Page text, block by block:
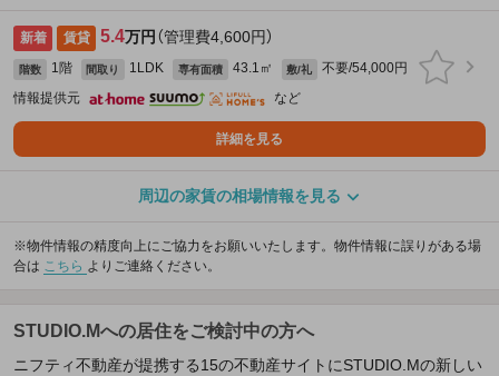
新着 賃貸 5.4万円 （管理費4,600円）
階数 1階 間取り 1LDK 専有面積 43.1㎡ 敷/礼
不要/54,000円
情報提供元
など
詳細を見る
周辺の家賃の相場情報を見る
※物件情報の精度向上にご協力をお願いいたします。物件情報に誤りがある場
合は こちら よりご連絡ください。
STUDIO.Mへの居住をご検討中の方へ
ニフティ不動産が提携する15の不動産サイトにSTUDIO.Mの新しい